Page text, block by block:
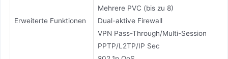
Erweiterte Funktionen
Mehrere PVC (bis zu 8)
Dual-aktive Firewall
VPN Pass-Through/Multi-Session
PPTP/L2TP/IP Sec